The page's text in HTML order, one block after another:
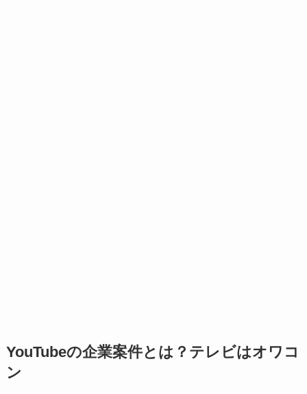
YouTubeの企業案件とは？テレビはオワコ
ン